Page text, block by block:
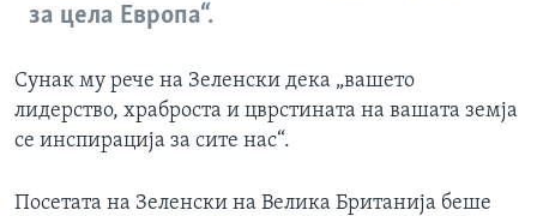
за цела Европа“.
Сунак му рече на Зеленски дека „вашето
лидерство, храброста и цврстината на вашата земја
се инспирација за сите нас“.
Посетата на Зеленски на Велика Британија беше